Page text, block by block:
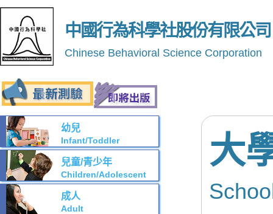
中國行為科學社股份有限公司
Chinese Behavioral Science Corporation
大
幼兒
Infant/Toddler
兒童/青少年
Children/Adolescent
成人
Adult